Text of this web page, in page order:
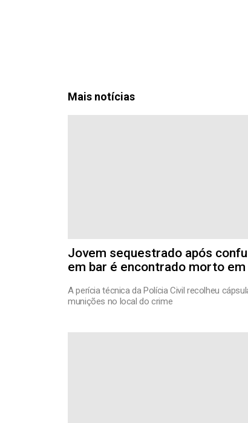
Mais notícias
Jovem sequestrado após
em bar é encontrado morto
A perícia técnica da Polícia Civil recolheu
munições no local do crime